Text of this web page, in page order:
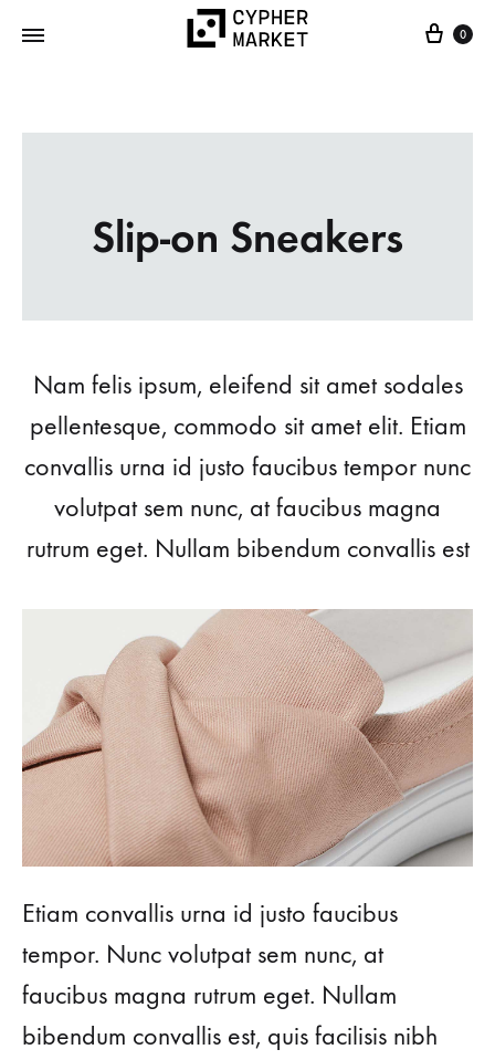
IRL
0
Slip-on Sneakers
Nam felis ipsum, eleifend sit amet sodales
pellentesque, commodo sit amet elit. Etiam
convallis urna id justo faucibus tempor nunc
volutpat sem nunc, at faucibus magna
rutrum eget. Nullam bibendum convallis est
Etiam convallis urna id justo faucibus
tempor. Nunc volutpat sem nunc, at
faucibus magna rutrum eget. Nullam
bibendum convallis est, quis facilisis nibh